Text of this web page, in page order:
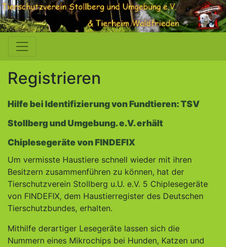
Registrieren
Hilfe bei Identifizierung von Fundtieren:TSV
Stollberg und Umgebung. e.V. erhält
Chiplesegeräte von FINDEFIX
Um vermisste Haustiere schnell wieder mit ihren
Besitzern zusammenführen zu können, hat der
Tierschutzverein Stollberg u.U. e.V. 5 Chiplesegeräte
von FINDEFIX, dem Haustierregister des Deutschen
Tierschutzbundes, erhalten.
Mithilfe derartiger Lesegeräte lassen sich die
Nummern eines Mikrochips bei Hunden, Katzen und